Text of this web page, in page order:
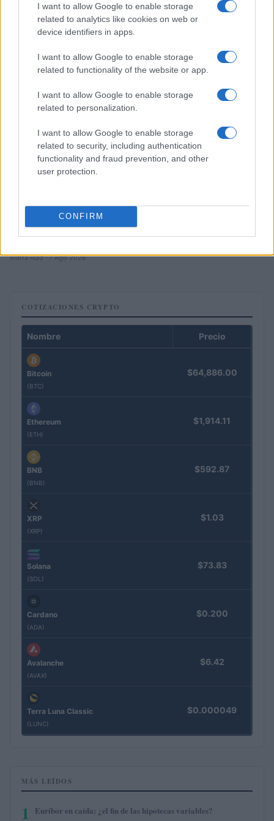
I want to allow Google to enable storage
related to analytics like cookies on web or
device identifiers in apps.
I want to allow Google to enable storage
related to functionality of the website or app.
I want to allow Google to enable storage
related to personalization.
I want to allow Google to enable storage
related to security, including authentication
functionality and fraud prevention, and other
user protection.
CONFIRM
Cómo la inteligencia artificial transforma la gestión financiera
personal
FINANZAS
Marta Ruiz · 7 Ago 2026
COTIZACIONES CRYPTO
Nombre Precio
Bitcoin
(BTC)
$64,886.00
Ethereum
(ETH)
$1,914.11
BNB
(BNB)
$592.87
XRP
(XRP)
$1.03
Solana
(SOL)
$73.83
Cardano
(ADA)
$0.200
Avalanche
(AVAX)
$6.42
Terra Luna Classic
(LUNC)
$0.000049
MÁS LEÍDOS
1 Euríbor en caída: ¿el fin de las hipotecas variables?